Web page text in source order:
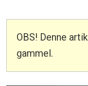
OBS! Denne
gammel.